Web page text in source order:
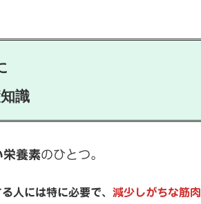
識
栄養素のひとつ。
人には特に必要で、 減少しがちな筋肉